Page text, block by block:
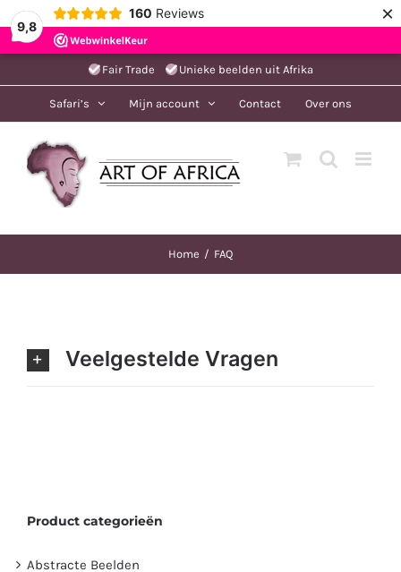
9,8
160 Reviews ×
naar
Fair Trade Unieke beelden uit Afrika
Safari’s Mijn account Contact Over ons
Home FAQ
Veelgestelde Vragen
Product categorieën
Abstracte Beelden